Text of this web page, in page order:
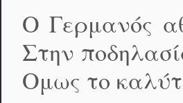
Ο Γερμανός
Στην
Ομως το